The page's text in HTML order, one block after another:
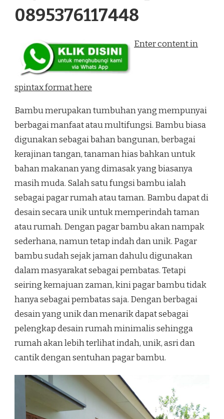
0895376117448
Enter content in
spintax format here
Bambu merupakan tumbuhan yang mempunyai
berbagai manfaat atau multifungsi. Bambu biasa
digunakan sebagai bahan bangunan, berbagai
kerajinan tangan, tanaman hias bahkan untuk
bahan makanan yang dimasak yang biasanya
masih muda. Salah satu fungsi bambu ialah
sebagai pagar rumah atau taman. Bambu dapat di
desain secara unik untuk memperindah taman
atau rumah. Dengan pagar bambu akan nampak
sederhana, namun tetap indah dan unik. Pagar
bambu sudah sejak jaman dahulu digunakan
dalam masyarakat sebagai pembatas. Tetapi
seiring kemajuan zaman, kini pagar bambu tidak
hanya sebagai pembatas saja. Dengan berbagai
desain yang unik dan menarik dapat sebagai
pelengkap desain rumah minimalis sehingga
rumah akan lebih terlihat indah, unik, asri dan
cantik dengan sentuhan pagar bambu.